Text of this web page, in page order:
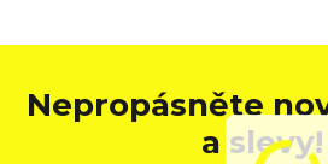
Nepropásněte
a slevy!